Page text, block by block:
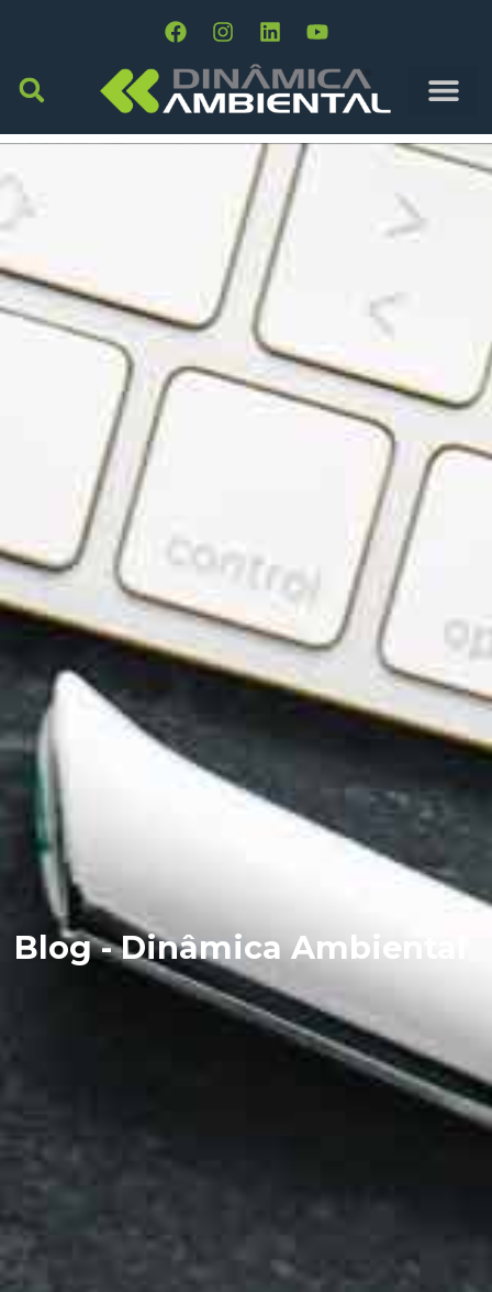
Blog - Dinâmica Ambiental